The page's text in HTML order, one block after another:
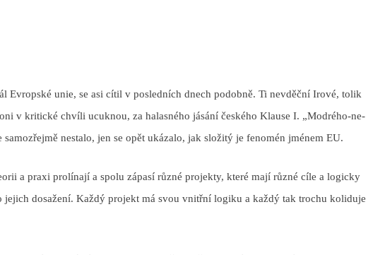
Evropské unie, se asi cítil v posledních dnech podobně. Ti nevděční Irové, tolik
v kritické chvíli ucuknou, za halasného jásání českého Klause I. „Modrého-ne-
samozřejmě nestalo, jen se opět ukázalo, jak složitý je fenomén jménem EU.
a praxi prolínají a spolu zápasí různé projekty, které mají různé cíle a logicky
jejich dosažení. Každý projekt má svou vnitřní logiku a každý tak trochu koliduje